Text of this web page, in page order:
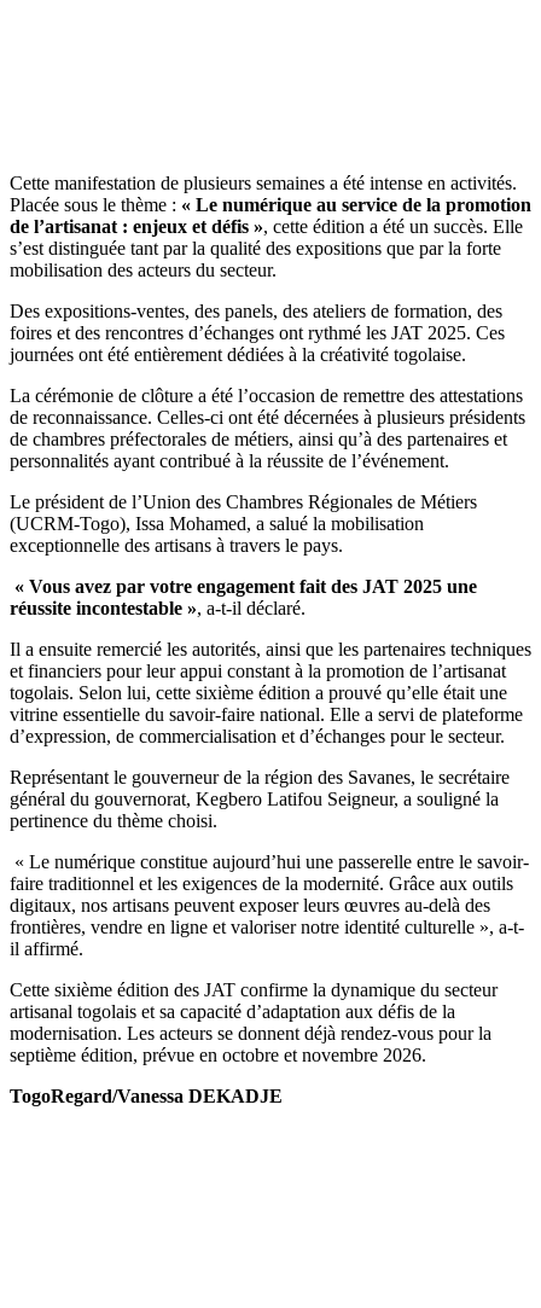
Cette manifestation de plusieurs semaines a été intense en activités.
Placée sous le thème : « Le numérique au service de la promotion
de l’artisanat : enjeux et défis », cette édition a été un succès. Elle
s’est distinguée tant par la qualité des expositions que par la forte
mobilisation des acteurs du secteur.
Des expositions-ventes, des panels, des ateliers de formation, des
foires et des rencontres d’échanges ont rythmé les JAT 2025. Ces
journées ont été entièrement dédiées à la créativité togolaise.
La cérémonie de clôture a été l’occasion de remettre des attestations
de reconnaissance. Celles-ci ont été décernées à plusieurs présidents
de chambres préfectorales de métiers, ainsi qu’à des partenaires et
personnalités ayant contribué à la réussite de l’événement.
Le président de l’Union des Chambres Régionales de Métiers
(UCRM-Togo), Issa Mohamed, a salué la mobilisation
exceptionnelle des artisans à travers le pays.
« Vous avez par votre engagement fait des JAT 2025 une
réussite incontestable », a-t-il déclaré.
Il a ensuite remercié les autorités, ainsi que les partenaires techniques
et financiers pour leur appui constant à la promotion de l’artisanat
togolais. Selon lui, cette sixième édition a prouvé qu’elle était une
vitrine essentielle du savoir-faire national. Elle a servi de plateforme
d’expression, de commercialisation et d’échanges pour le secteur.
Représentant le gouverneur de la région des Savanes, le secrétaire
général du gouvernorat, Kegbero Latifou Seigneur, a souligné la
pertinence du thème choisi.
« Le numérique constitue aujourd’hui une passerelle entre le savoir-
faire traditionnel et les exigences de la modernité. Grâce aux outils
digitaux, nos artisans peuvent exposer leurs œuvres au-delà des
frontières, vendre en ligne et valoriser notre identité culturelle », a-t-
il affirmé.
Cette sixième édition des JAT confirme la dynamique du secteur
artisanal togolais et sa capacité d’adaptation aux défis de la
modernisation. Les acteurs se donnent déjà rendez-vous pour la
septième édition, prévue en octobre et novembre 2026.
TogoRegard/Vanessa DEKADJE